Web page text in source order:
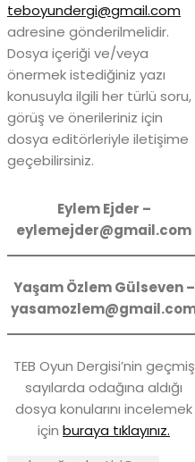
teboyundergi@gmail.com
adresine gönderilmelidir.
Dosya içeriği ve/veya
önermek istediğiniz yazı
konusuyla ilgili her türlü soru,
görüş ve önerileriniz için
dosya editörleriyle iletişime
geçebilirsiniz.
Eylem Ejder –
eylemejder@gmail.com
Yaşam Özlem Gülseven –
TEB Oyun Dergisi’nin geçmiş
sayılarda odağına aldığı
dosya konularını incelemek
için buraya tıklayınız.